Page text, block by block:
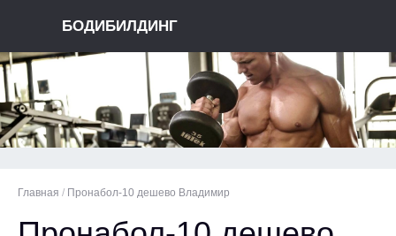
БОДИБИЛДИНГ
Главная / Пронабол-10 дешево Владимир